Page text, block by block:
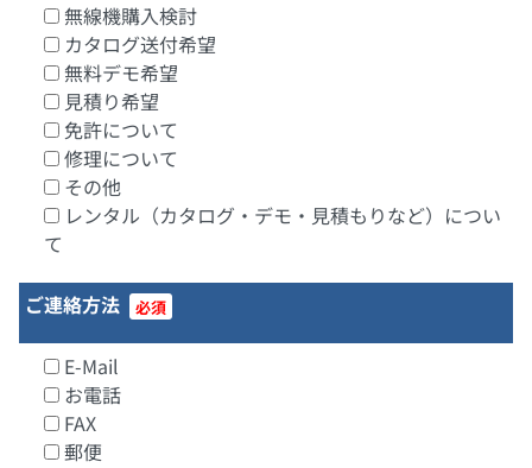
無線機購入検討
カタログ送付希望
無料デモ希望
見積り希望
免許について
修理について
その他
レンタル（カタログ・デモ・見積もりなど）につい
て
ご連絡方法 必須
E-Mail
お電話
FAX
郵便